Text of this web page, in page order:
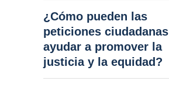
¿Cómo pueden las
peticiones ciudadanas
ayudar a promover la
justicia y la equidad?